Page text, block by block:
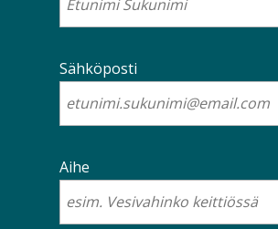
Sähköposti
Aihe